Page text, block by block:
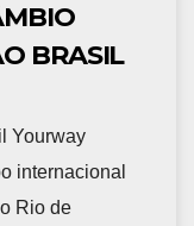
BRASIL
Yourway
internacional
Rio de